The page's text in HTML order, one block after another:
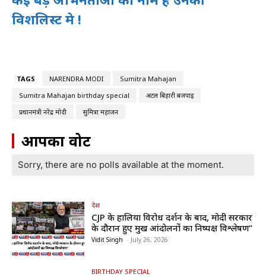
विशलिस्ट मे !
TAGS NARENDRA MODI
Sumitra Mahajan
Sumitra Mahajan birthday special
अटल बिहारी बजपाई
प्रधानमंत्री नरेंद्र मोदी
सुमित्रा महाजन
आपका वोट
Sorry, there are no polls available at the moment.
देश
CJP के हालिया विरोध प्रदर्शन के बाद, मोदी सरकार
के दौरान हुए प्रमुख आंदोलनों का निष्पक्ष विश्लेषण”
Vidit Singh - July 26, 2026
BIRTHDAY SPECIAL